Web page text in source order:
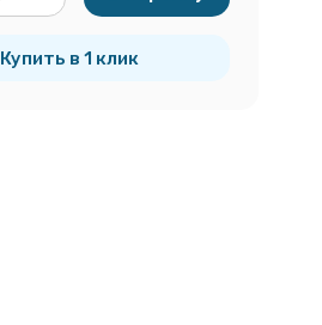
Купить в 1 клик